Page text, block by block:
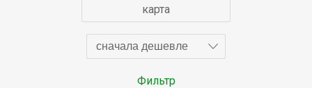
карта
сначала дешевле
Фильтр